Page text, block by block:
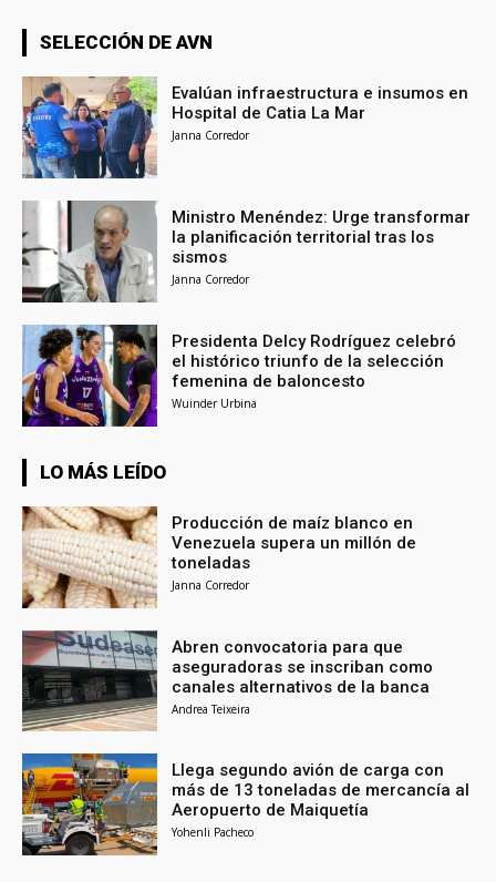
SELECCIÓN DE AVN
Evalúan infraestructura e insumos en
Hospital de Catia La Mar
Janna Corredor
Ministro Menéndez: Urge transformar
la planificación territorial tras los
sismos
Janna Corredor
Presidenta Delcy Rodríguez celebró
el histórico triunfo de la selección
femenina de baloncesto
Wuinder Urbina
LO MÁS LEÍDO
Producción de maíz blanco en
Venezuela supera un millón de
toneladas
Janna Corredor
Abren convocatoria para que
aseguradoras se inscriban como
canales alternativos de la banca
Andrea Teixeira
Llega segundo avión de carga con
más de 13 toneladas de mercancía al
Aeropuerto de Maiquetía
Yohenli Pacheco